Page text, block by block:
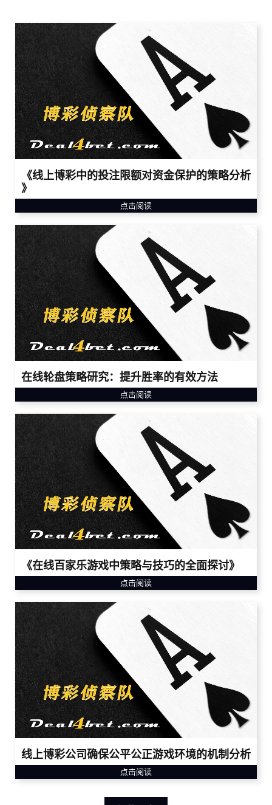
《线上博彩中的投注限额对资金保护的策略分析
》
点击阅读
在线轮盘策略研究：提升胜率的有效方法
点击阅读
《在线百家乐游戏中策略与技巧的全面探讨》
点击阅读
线上博彩公司确保公平公正游戏环境的机制分析
点击阅读